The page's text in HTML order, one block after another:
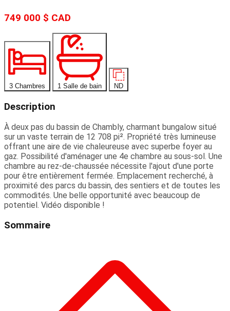
749 000 $ CAD
3 Chambres 1 Salle de bain ND
Description
À deux pas du bassin de Chambly, charmant bungalow situé
sur un vaste terrain de 12 708 pi². Propriété très lumineuse
offrant une aire de vie chaleureuse avec superbe foyer au
gaz. Possibilité d'aménager une 4e chambre au sous-sol. Une
chambre au rez-de-chaussée nécessite l'ajout d'une porte
pour être entièrement fermée. Emplacement recherché, à
proximité des parcs du bassin, des sentiers et de toutes les
commodités. Une belle opportunité avec beaucoup de
potentiel. Vidéo disponible !
Sommaire